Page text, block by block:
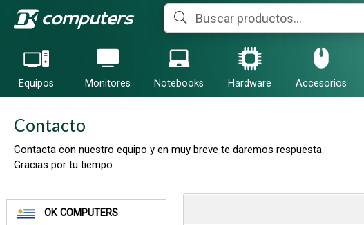
Equipos Monitores Notebooks Hardware Accesorios
Contacto
Contacta con nuestro equipo y en muy breve te daremos respuesta.
Gracias por tu tiempo.
OK COMPUTERS